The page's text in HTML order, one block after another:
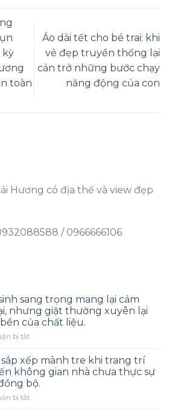
kỳ
toàn
Áo dài tết cho bé trai: khi
vẻ đẹp truyền thống lại
cản trở những bước chạy
năng động của con
Hương có địa thế và view đẹp
/ 0966666106
sang trọng mang lại cảm
nhưng giặt thường xuyên lại
của chất liệu.
bị tắtở
gối
phục
sinh
sang
trọng
xếp mành tre khi trang trí
không gian nhà chưa thực sự
bộ.
bị tắtở